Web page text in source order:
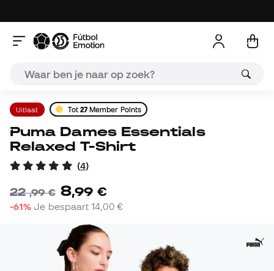
Uitlaat Tot 27 Member Points
Puma Dames Essentials
Relaxed T-Shirt
(4)
22,99 € 8,99 €
-61% Je bespaart14,00 €